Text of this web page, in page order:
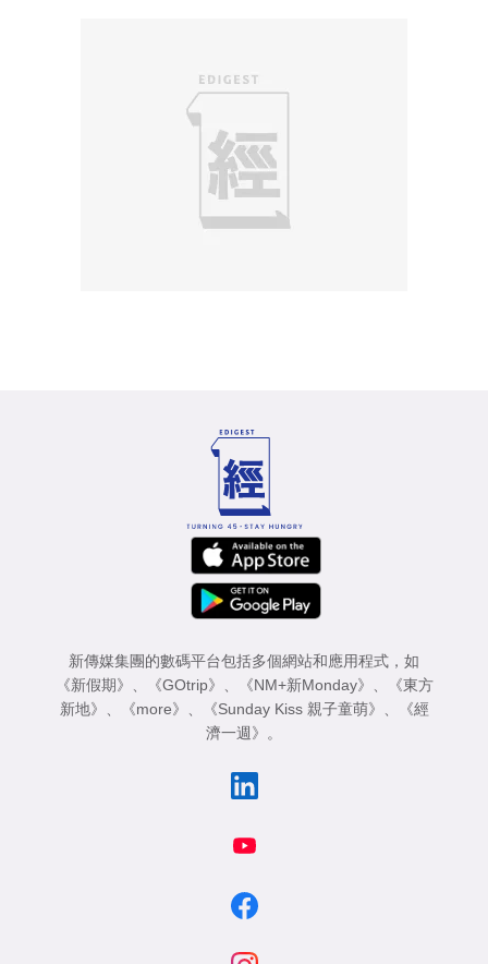
新傳媒集團的數碼平台包括多個網站和應用程式，如
《新假期》
《GOtrip》 《NM+新Monday》
《東方
新地》
《more》 《Sunday Kiss 親子童萌》
《經
濟一週》
。